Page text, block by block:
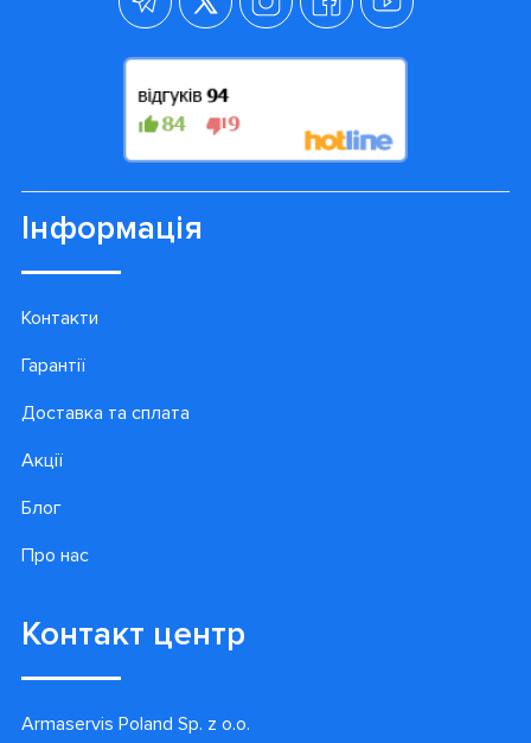
Інформація
Контакти
Гарантії
Доставка та сплата
Акції
Блог
Про нас
Контакт центр
Armaservis Poland Sp. z o.o.